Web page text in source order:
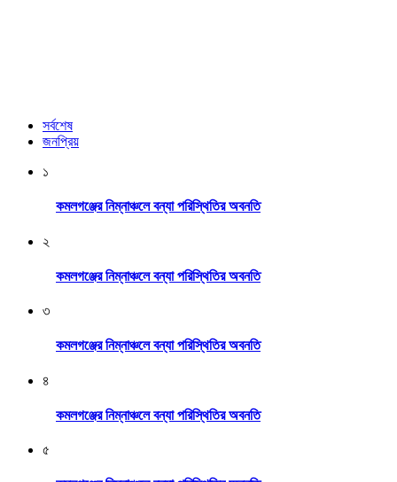
সর্বশেষ
জনপ্রিয়
১
কমলগঞ্জের নিম্নাঞ্চলে বন্যা পরিস্থিতির অবনতি
২
কমলগঞ্জের নিম্নাঞ্চলে বন্যা পরিস্থিতির অবনতি
৩
কমলগঞ্জের নিম্নাঞ্চলে বন্যা পরিস্থিতির অবনতি
৪
কমলগঞ্জের নিম্নাঞ্চলে বন্যা পরিস্থিতির অবনতি
৫